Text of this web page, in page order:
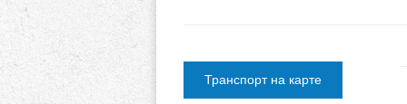
Транспорт на карте